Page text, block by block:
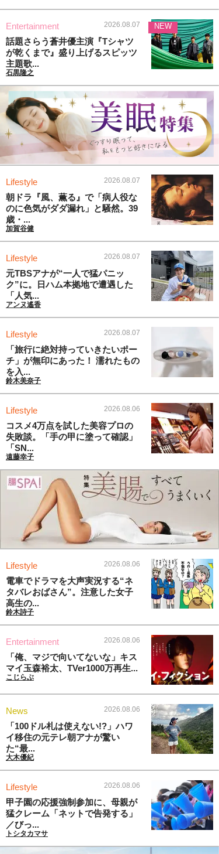
Entertainment 2026.08.07
話題さらう蒼井優主演『Tシャツ
が乾くまで』盛り上げるスピッツ
主題歌...
石黒隆之
NEW
Lifestyle 2026.08.07
朝ドラ『風、薫る』で「病人役な
のに色気がダダ漏れ」と騒然。39
歳・...
加賀谷健
Lifestyle 2026.08.07
元TBSアナが“一人で猛パニッ
ク”に。日ハム本拠地で遭遇した
「人気...
アンヌ遙香
Lifestyle 2026.08.07
「旅行に絶対持っていきたいポー
チ」が無印にあった！ 濡れたもの
を入...
鈴木美奈子
Lifestyle 2026.08.06
コスメ4万点を試した美容プロの
失敗談。「手の甲に塗って確認」
「SN...
遠藤幸子
Lifestyle 2026.08.06
電車でドラマを大声実況する“ネ
タバレおばさん”。注意した女子
高生の...
鈴木詩子
Entertainment 2026.08.06
「俺、マジで向いてないな」キス
マイ玉森裕太、TVer1000万再生...
こじらぶ
News 2026.08.06
「100ドル札は使えない!?」ハワ
イ移住の元テレ朝アナが驚い
た“最...
大木優紀
Lifestyle 2026.08.06
甲子園の応援強制参加に、母親が
猛クレーム「ネットで告発する」
／びっ...
トシタカマサ